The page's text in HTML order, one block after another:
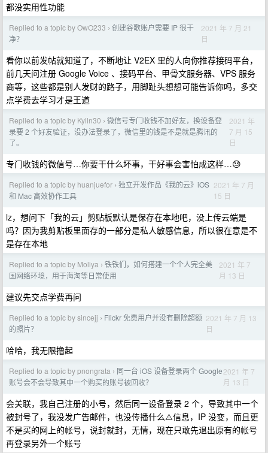
都没实用性功能
Replied to a topic by OwO233 › 创建谷歌账户需要 IP 很干
净？
2021 年 7 月 21
日
看你以前发帖就知道了，不断地让 V2EX 里的人向你推荐接码平台，
前几天问注册 Google Voice 、接码平台、甲骨文服务器、VPS 服务
商等，这些都是别人发财的路子，用脚趾头想想可能告诉你吗，多交
点学费去学习才是王道
Replied to a topic by Kylin30 › 微信号专门收钱不加好友，换设备登
录要 2 个好友验证，没办法登录了，微信里的钱是不是就是腾讯的
了。
2021 年
7 月 15
日
专门收钱的微信号…你要干什么坏事，干好事会害怕成这样…😓
Replied to a topic by huanjuefor › 独立开发作品《我的云》iOS
和 Mac 高效协作工具
2021 年 7 月
15 日
lz，想问下「我的云」剪贴板默认是保存在本地吧，没上传云端是
吗？因为我剪贴板里面存的一部分是私人敏感信息，所以很在意是不
是存在本地
Replied to a topic by Moliya › 铁铁们，如何搭建一个个人完全美
国网络环境，用于海淘等日常使用
2021 年 7
月 13 日
建议先交点学费再问
Replied to a topic by sincejj › Flickr 免费用户并没有删除超额
的照片？
2021 年 7 月 13
日
哈哈，我无限撸起
Replied to a topic by pnongrata › 同一台 iOS 设备登录两个 Google
账号会不会导致其中一个购买的账号被回收？
2021 年 7
月 13 日
会关联，我自己注册的小号，然后同一设备登录 2 个，导致其中一个
被封号了，我没发广告邮件，也没传播什么⚠️信息，IP 没变，而且更
不是买的网上的帐号，说封就封，无情，现在只敢先退出原有的帐号
再登录另外一个账号